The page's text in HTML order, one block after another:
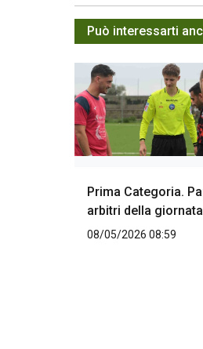
Può interessarti
Prima Categoria.
arbitri della
08/05/2026 08:59